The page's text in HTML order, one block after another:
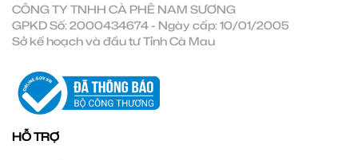
CÔNG TY TNHH CÀ PHÊ NAM SƯƠNG
GPKD Số: 2000434674 - Ngày cấp: 10/01/2005
Sở kế hoạch và đầu tư Tỉnh Cà Mau
HỖ TRỢ